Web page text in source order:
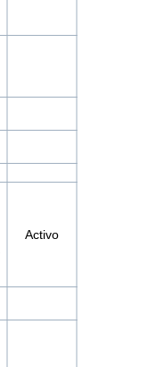
Activo